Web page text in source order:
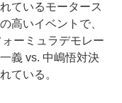
ているモータース
高いイベントで、
ーミュラデモレー
義 vs. 中嶋悟対決
ている。